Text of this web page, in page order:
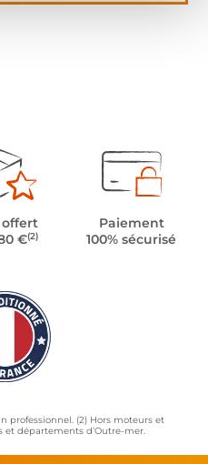
offert
€(2)
Paiement
100% sécurisé
professionnel. (2) Hors moteurs et
et départements d’Outre-mer.